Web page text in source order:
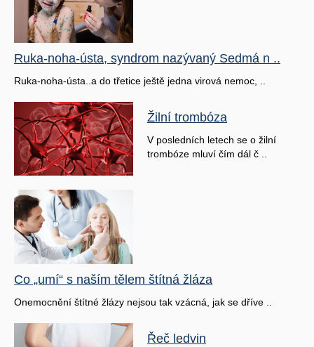
Ruka-noha-ústa, syndrom nazývaný Sedmá n ..
Ruka-noha-ústa..a do třetice ještě jedna virová nemoc, ..
Žilní trombóza
V posledních letech se o žilní
trombóze mluví čím dál č ..
Co „umí“ s naším tělem štítná žláza
Onemocnění štítné žlázy nejsou tak vzácná, jak se dříve ..
Řeč ledvin